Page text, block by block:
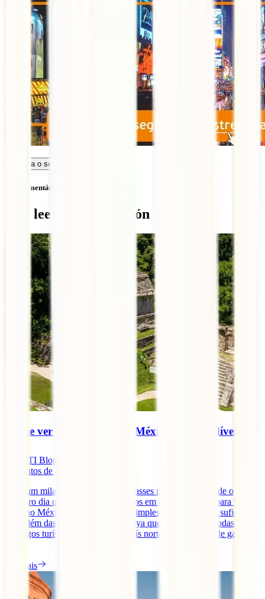
Calcula o seu seguro
Sem comentários
Qué leer a continuación
O que ver e o que fazer no México: 9 imperdíveis
IATI Blog
minutos de leitura
Seria um milagre se não te apaixonasses pelo México desde o
primeiro dia que lhe colocas os olhos em cima. Há tanto para ver e
fazer no México que uma viagem simplesmente não seria suficiente.
Para além das praias da Riviera Maya que aparecem em todas os
catálogos turísticos, este enorme país norte-americano pode gabar-se
Ler mais